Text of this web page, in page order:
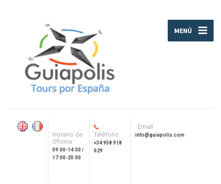
MENÚ
Horario de
Oficina
09:00-14:00 /
17:00-20:00
Teléfono
+34 958 918
029
Email
info@guiapolis.com